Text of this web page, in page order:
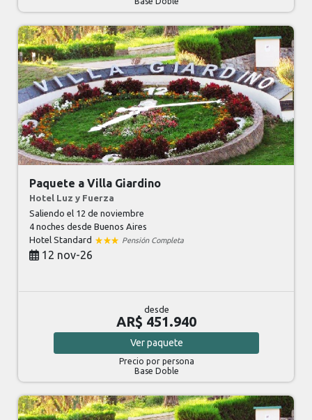
Paquete a Villa Giardino
Hotel Luz y Fuerza
Saliendo el 12 de noviembre
4 nochesdesde Buenos Aires
Hotel Standard
Pensión Completa
12 nov-26
desde
AR$ 451.940
Verpaquete
Precio por persona
Base Doble